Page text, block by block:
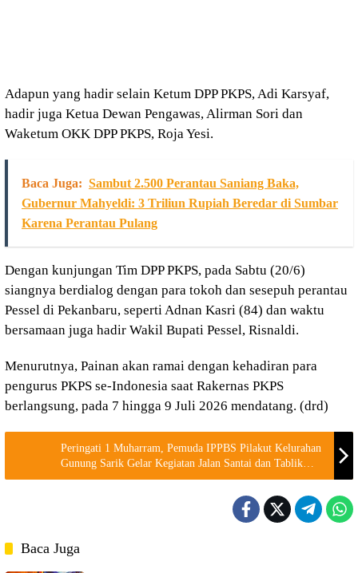
Adapun yang hadir selain Ketum DPP PKPS, Adi Karsyaf,
hadir juga Ketua Dewan Pengawas, Alirman Sori dan
Waketum OKK DPP PKPS, Roja Yesi.
Baca Juga: Sambut 2.500 Perantau Saniang Baka,
Gubernur Mahyeldi: 3 Triliun Rupiah Beredar di Sumbar
Karena Perantau Pulang
Dengan kunjungan Tim DPP PKPS, pada Sabtu (20/6)
siangnya berdialog dengan para tokoh dan sesepuh perantau
Pessel di Pekanbaru, seperti Adnan Kasri (84) dan waktu
bersamaan juga hadir Wakil Bupati Pessel, Risnaldi.
Menurutnya, Painan akan ramai dengan kehadiran para
pengurus PKPS se-Indonesia saat Rakernas PKPS
berlangsung, pada 7 hingga 9 Juli 2026 mendatang. (drd)
Peringati 1 Muharram, Pemuda IPPBS Pilakut Kelurahan
Gunung Sarik Gelar Kegiatan Jalan Santai dan Tablik
Akbar
Baca Juga